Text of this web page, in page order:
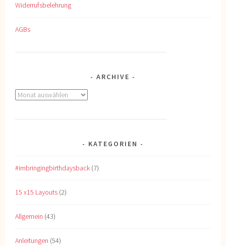
Widerrufsbelehrung
AGBs
ARCHIVE
Archive
KATEGORIEN
#imbringingbirthdaysback (7)
15 x15 Layouts (2)
Allgemein (43)
Anleitungen (54)